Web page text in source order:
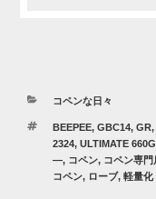
カ
ゴ
リ
コペンな日々
タ
グ
BEEPEE, GBC14, GR,
2324, ULTIMATE
―, コペン, コペン専門
コペン, ローブ, 軽量化